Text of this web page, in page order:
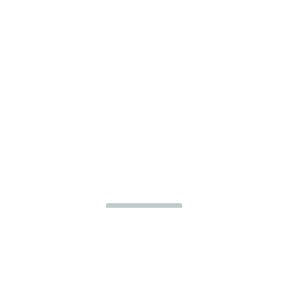
BACK